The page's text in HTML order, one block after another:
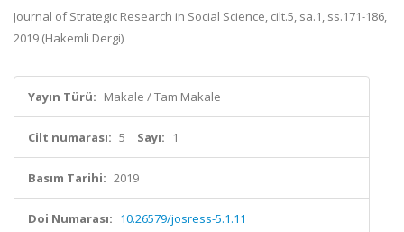
Journal of Strategic Research in Social Science, cilt.5, sa.1, ss.171-186,
2019 (Hakemli Dergi)
Yayın Türü: Makale / Tam Makale
Cilt numarası: 5 Sayı: 1
Basım Tarihi: 2019
Doi Numarası: 10.26579/josress-5.1.11